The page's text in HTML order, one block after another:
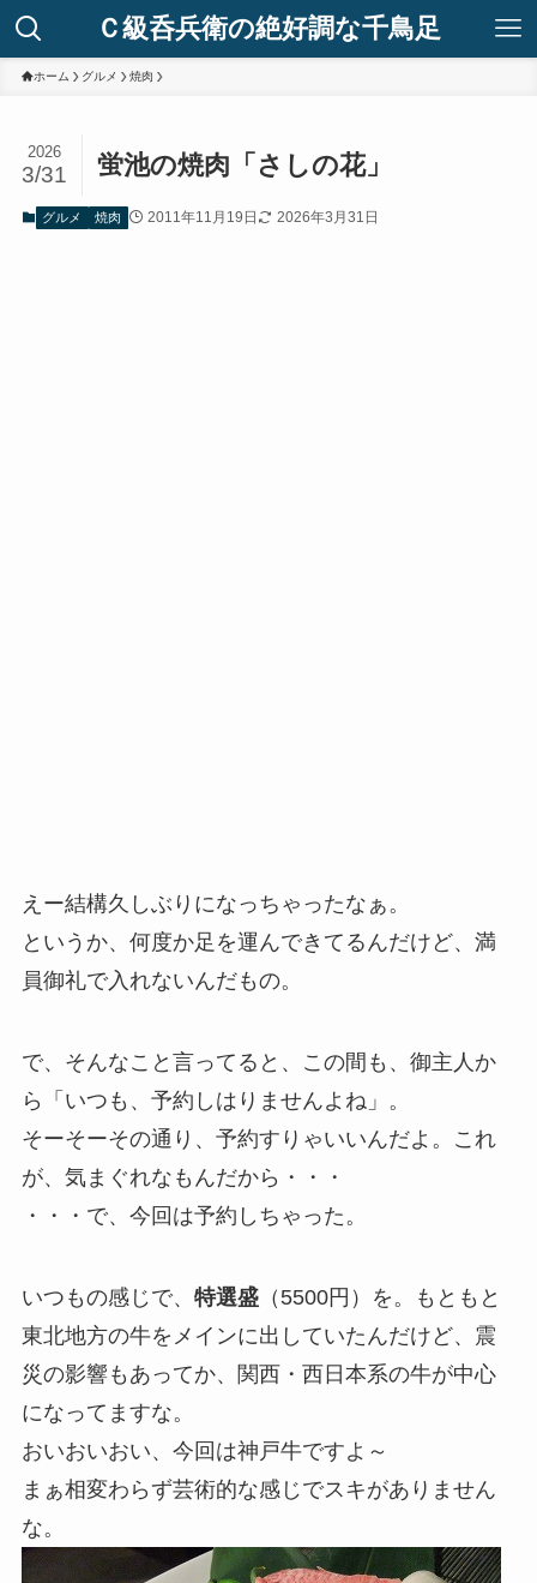
Ｃ級呑兵衛の絶好調な千鳥足
ホーム グルメ 焼肉
蛍池の焼肉「さしの花」
2026
3/31
グルメ 焼肉 2011年11月19日 2026年3月31日
えー結構久しぶりになっちゃったなぁ。
というか、何度か足を運んできてるんだけど、満
員御礼で入れないんだもの。
で、そんなこと言ってると、この間も、御主人か
ら「いつも、予約しはりませんよね」。
そーそーその通り、予約すりゃいいんだよ。これ
が、気まぐれなもんだから・・・
・・・で、今回は予約しちゃった。
いつもの感じで、 特選盛（5500円）を。もともと
東北地方の牛をメインに出していたんだけど、震
災の影響もあってか、関西・西日本系の牛が中心
になってますな。
おいおいおい、今回は神戸牛ですよ～
まぁ相変わらず芸術的な感じでスキがありません
な。